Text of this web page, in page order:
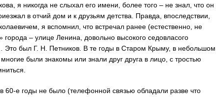
я никогда не слыхал его имени, более того – не знал, что он
в отчий дом и к друзьям детства. Правда, впоследствии,
я вспомнил, что встречал ранее (естественно, не
города – улице Ленина, довольно высокого седовласого
Это был Г. Н. Петников. В те годы в Старом Крыму, в небольшом
были знакомы или знали друг друга в лицо, с тростью
е годы не было (телефонной связью обладали разве что